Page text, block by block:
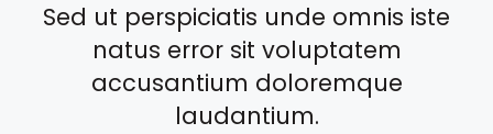
Sed ut perspiciatis unde omnis iste
natus error sit voluptatem
accusantium doloremque
laudantium.